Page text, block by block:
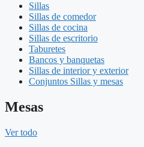
Sillas
Sillas de comedor
Sillas de cocina
Sillas de escritorio
Taburetes
Bancos y banquetas
Sillas de interior y exterior
Conjuntos Sillas y mesas
Mesas
Ver todo